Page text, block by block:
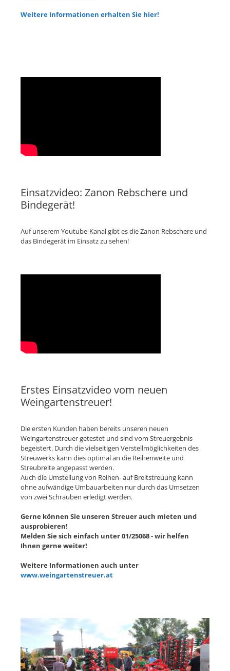
Weitere Informationen erhalten Sie hier!
Einsatzvideo: Zanon Rebschere und
Bindegerät!
Auf unserem Youtube-Kanal gibt es die Zanon Rebschere und
das Bindegerät im Einsatz zu sehen!
Erstes Einsatzvideo vom neuen
Weingartenstreuer!
Die ersten Kunden haben bereits unseren neuen
Weingartenstreuer getestet und sind vom Streuergebnis
begeistert. Durch die vielseitigen Verstellmöglichkeiten des
Streuwerks kann dies optimal an die Reihenweite und
Streubreite angepasst werden.
Auch die Umstellung von Reihen- auf Breitstreuung kann
ohne aufwändige Umbauarbeiten nur durch das Umsetzen
von zwei Schrauben erledigt werden.
Gerne können Sie unseren Streuer auch mieten und
ausprobieren!
Melden Sie sich einfach unter 01/25068 - wir helfen
Ihnen gerne weiter!
Weitere Informationen auch unter
www.weingartenstreuer.at